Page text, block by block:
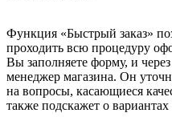
Функция «Быстрый заказ»
проходить всю процедуру
Вы заполняете форму, и
менеджер магазина. Он
на вопросы, касающиеся
также подскажет о